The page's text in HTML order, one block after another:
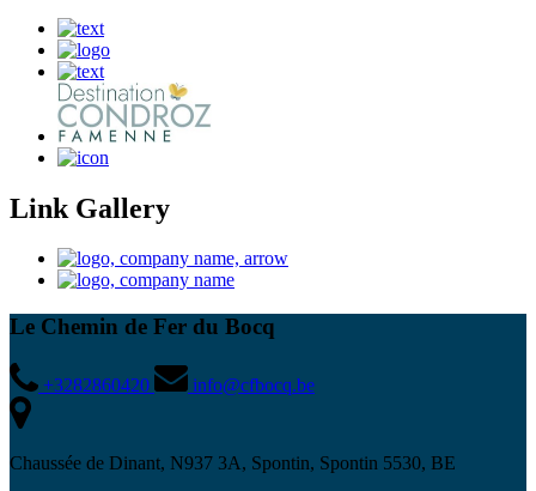
Link Gallery
Le Chemin de Fer du Bocq
+3282860420 info@cfbocq.be
Chaussée de Dinant, N937 3A, Spontin, Spontin 5530, BE